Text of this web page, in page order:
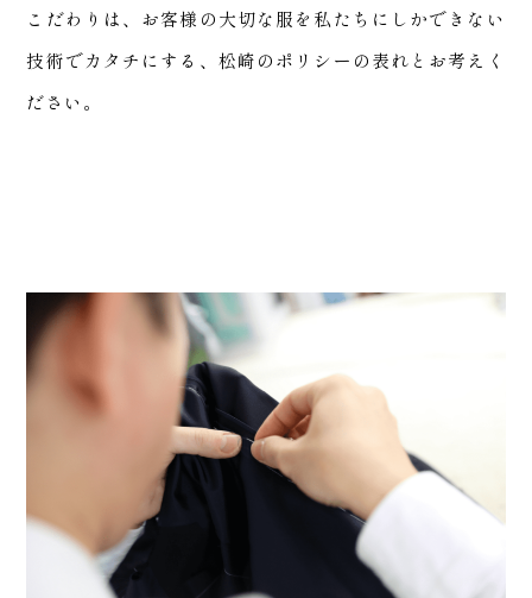
ート
こだわりは、お客様の大切な服を私たちにしかできない
技術でカタチにする、松崎のポリシーの表れとお考えく
ださい。